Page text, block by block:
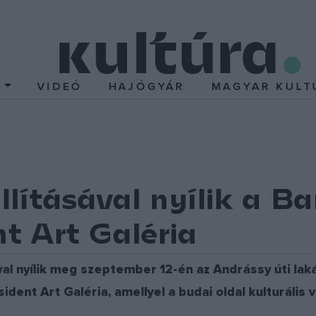
VIDEÓ HAJÓGYÁR MAGYAR
nyílik a
Art Galéria
nyílik meg szeptember 12-én az Andrássy úti
Art Galéria, amellyel a budai oldal